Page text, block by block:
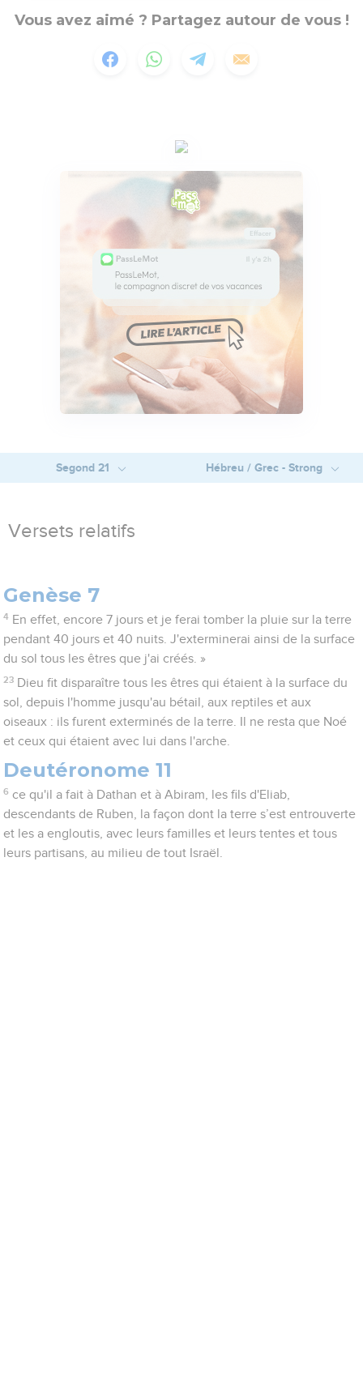
Vous avez aimé ? Partagez autour de vous !
Segond 21 Hébreu / Grec - Strong
Versets relatifs
Genèse 7
4 En effet, encore 7 jours et je ferai tomber la pluie sur la terre
pendant 40 jours et 40 nuits. J'exterminerai ainsi de la surface
du sol tous les êtres que j'ai créés. »
23 Dieu fit disparaître tous les êtres qui étaient à la surface du
sol, depuis l'homme jusqu'au bétail, aux reptiles et aux
oiseaux : ils furent exterminés de la terre. Il ne resta que Noé
et ceux qui étaient avec lui dans l'arche.
Deutéronome 11
6 ce qu'il a fait à Dathan et à Abiram, les fils d'Eliab,
descendants de Ruben, la façon dont la terre s’est entrouverte
et les a engloutis, avec leurs familles et leurs tentes et tous
leurs partisans, au milieu de tout Israël.